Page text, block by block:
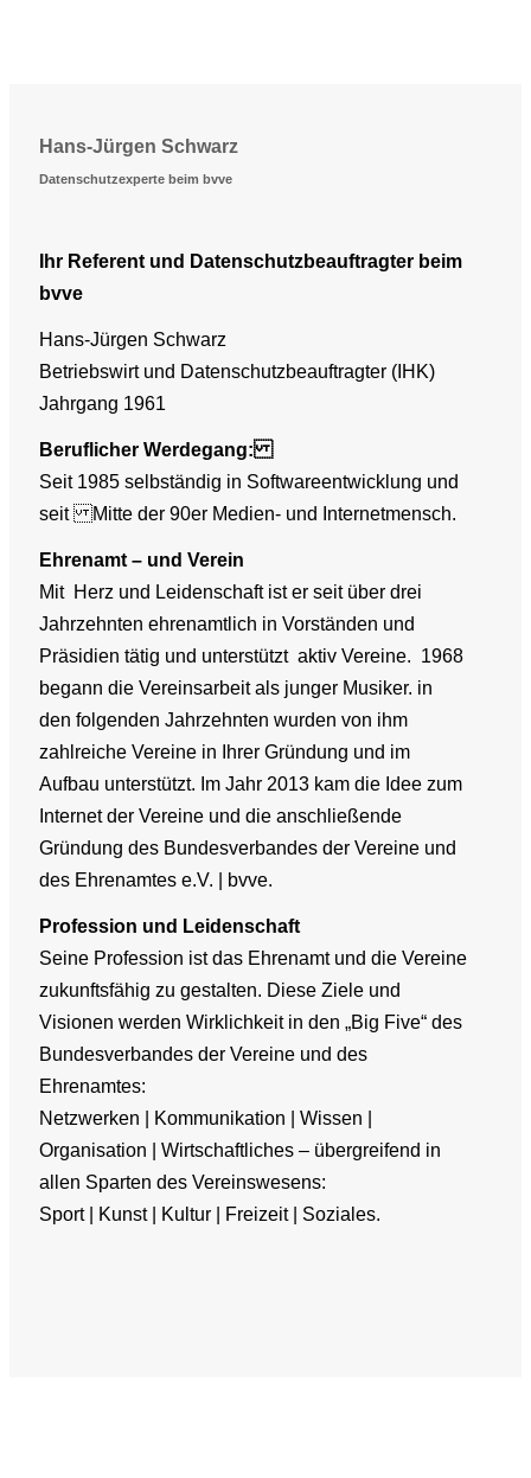
Hans-Jürgen Schwarz
Datenschutzexperte beim bvve
Ihr Referent und Datenschutzbeauftragter beim
bvve
Hans-Jürgen Schwarz
Betriebswirt und Datenschutzbeauftragter (IHK)
Jahrgang 1961
Beruflicher Werdegang:
Seit 1985 selbständig in Softwareentwicklung und
seit Mitte der 90er Medien- und Internetmensch.
Ehrenamt – und Verein
Mit Herz und Leidenschaft ist er seit über drei
Jahrzehnten ehrenamtlich in Vorständen und
Präsidien tätig und unterstützt aktiv Vereine. 1968
begann die Vereinsarbeit als junger Musiker. in
den folgenden Jahrzehnten wurden von ihm
zahlreiche Vereine in Ihrer Gründung und im
Aufbau unterstützt. Im Jahr 2013 kam die Idee zum
Internet der Vereine und die anschließende
Gründung des Bundesverbandes der Vereine und
des Ehrenamtes e.V. | bvve.
Profession und Leidenschaft
Seine Profession ist das Ehrenamt und die Vereine
zukunftsfähig zu gestalten. Diese Ziele und
Visionen werden Wirklichkeit in den „Big Five“ des
Bundesverbandes der Vereine und des
Ehrenamtes:
Netzwerken | Kommunikation | Wissen |
Organisation | Wirtschaftliches – übergreifend in
allen Sparten des Vereinswesens:
Sport | Kunst | Kultur | Freizeit | Soziales.